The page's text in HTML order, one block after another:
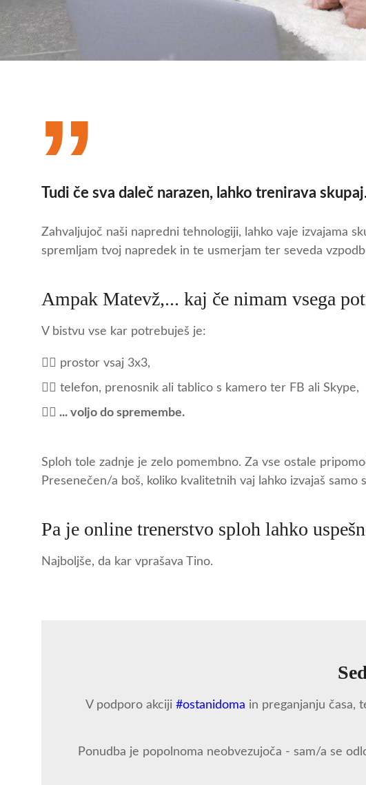
Tudi če sva daleč narazen, lahko trenirava
Zahvaljujoč naši napredni tehnologiji, lahko vaje izvajama
spremljam tvoj napredek in te usmerjam ter seveda
Ampak Matevž,... kaj če nimam vsega
V bistvu vse kar potrebuješ je:
👉🏻 prostor vsaj 3x3,
👉🏻 telefon, prenosnik ali tablico s kamero ter FB ali Skype,
👉🏻 ... voljo do spremembe.
Sploh tole zadnje je zelo pomembno. Za vse ostale
Presenečen/a boš, koliko kvalitetnih vaj lahko izvajaš
Pa je online trenerstvo sploh lahko
Najboljše, da kar vprašava Tino.
V podporo akciji #ostanidoma in preganjanju časa,
Ponudba je popolnoma neobvezujoča - sam/a se